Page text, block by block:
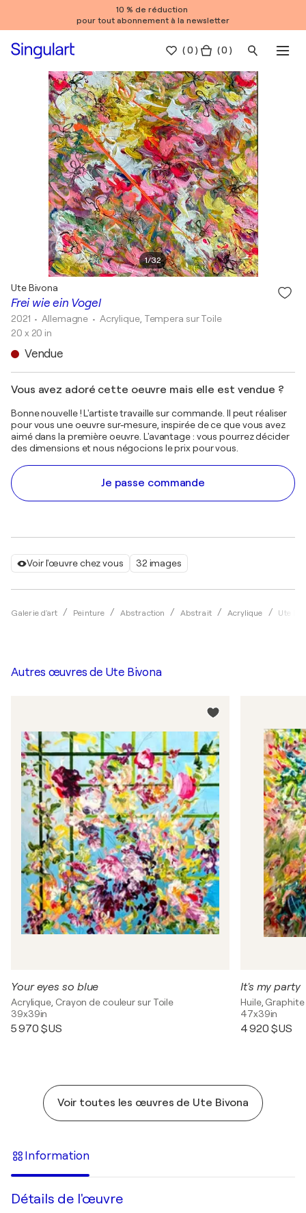
10 % de réduction
pour tout abonnement à la newsletter
(0 ) ( 0 )
1/32
Voir l'œuvre chez vous 32 images
Galerie d'art Peinture Abstraction Abstrait Acrylique Ute
Frei wie ein Vogel
Ute Bivona
2021 • Allemagne • Acrylique, Tempera sur Toile
20 x 20 in
Vendue
Vous avez adoré cette oeuvre mais elle est vendue ?
Bonne nouvelle ! L'artiste travaille sur commande. Il peut réaliser
pour vous une oeuvre sur-mesure, inspirée de ce que vous avez
aimé dans la première oeuvre. L'avantage : vous pourrez décider
des dimensions et nous négocions le prix pour vous.
Je passe commande
Autres œuvres de Ute Bivona
Your eyes so blue
Acrylique, Crayon de couleur sur Toile
39x39in
5 970 $US
It's my party
Huile,
47x39in
4 920 $US
Voir toutes les œuvres de Ute Bivona
Information
Détails de l'œuvre